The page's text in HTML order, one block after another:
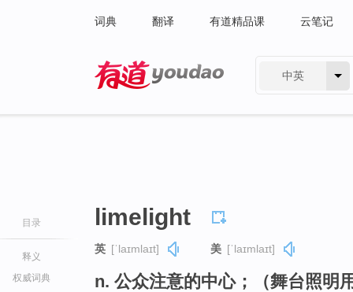
词典 翻译 有道精品课 云笔记
中英
目录
释义
权威词典
limelight
英 [ˈlaɪmlaɪt] 美 [ˈlaɪmlaɪt]
n. 公众注意的中心；（舞台照明